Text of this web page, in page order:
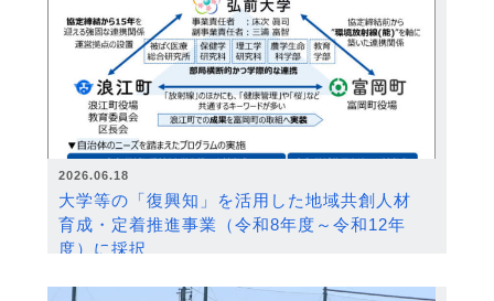
2026.06.18
大学等の「復興知」を活用した地域共創人材
育成・定着推進事業（令和8年度～令和12年
度）に採択